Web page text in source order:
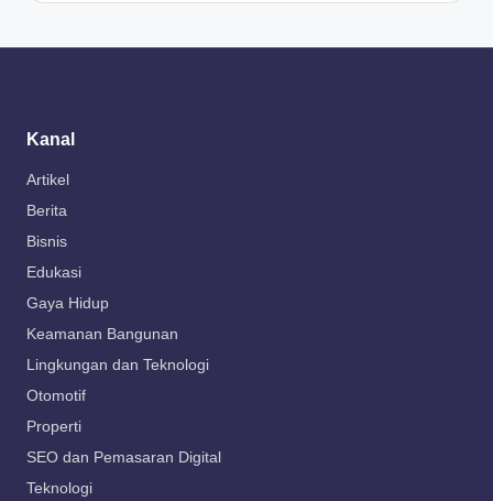
Kanal
Artikel
Berita
Bisnis
Edukasi
Gaya Hidup
Keamanan Bangunan
Lingkungan dan Teknologi
Otomotif
Properti
SEO dan Pemasaran Digital
Teknologi